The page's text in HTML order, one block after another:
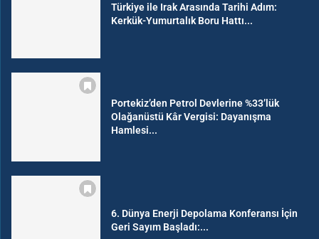
Türkiye ile Irak Arasında Tarihi Adım:
Kerkük-Yumurtalık Boru Hattı...
Portekiz’den Petrol Devlerine %33’lük
Olağanüstü Kâr Vergisi: Dayanışma
Hamlesi...
6. Dünya Enerji Depolama Konferansı İçin
Geri Sayım Başladı:...